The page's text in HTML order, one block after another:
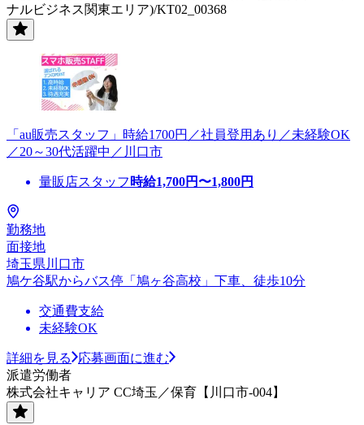
ナルビジネス関東エリア)/KT02_00368
「au販売スタッフ」時給1700円／社員登用あり／未経験OK
／20～30代活躍中／川口市
量販店スタッフ 時給1,700円〜1,800円
勤務地
面接地
埼玉県川口市
鳩ケ谷駅からバス停「鳩ヶ谷高校」下車、徒歩10分
交通費支給
未経験OK
詳細を見る
応募画面に進む
派遣労働者
株式会社キャリア CC埼玉／保育【川口市-004】